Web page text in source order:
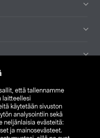
että tallennamme
laitteellesi
käytetään sivuston
analysointiin sekä
neljänlaisia evästeitä:
ja mainosevästeet.
FI